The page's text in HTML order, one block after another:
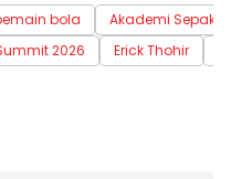
bola
Akademi Sepak
2026 Erick Thohir